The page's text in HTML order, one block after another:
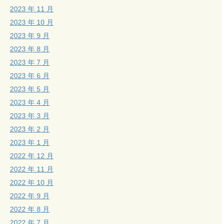
2023 年 11 月
2023 年 10 月
2023 年 9 月
2023 年 8 月
2023 年 7 月
2023 年 6 月
2023 年 5 月
2023 年 4 月
2023 年 3 月
2023 年 2 月
2023 年 1 月
2022 年 12 月
2022 年 11 月
2022 年 10 月
2022 年 9 月
2022 年 8 月